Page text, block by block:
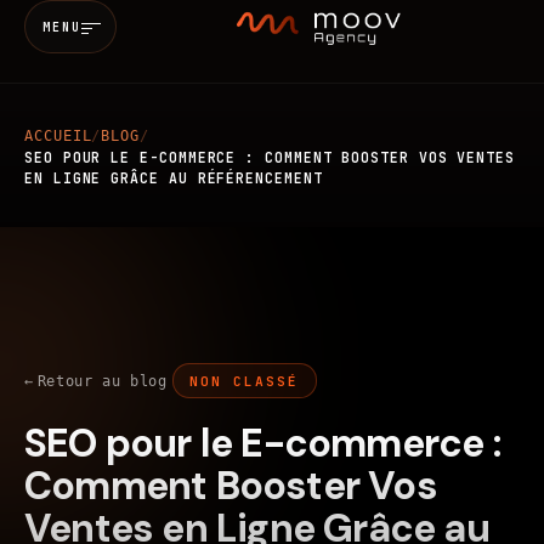
MENU
Accueil
MARKETING & SEO
MOBILE
Réalisations
Blog
ACCUEIL/ BLOG/
SEO POUR LE E-COMMERCE : COMMENT BOOSTER VOS VENTES
EN LIGNE GRÂCE AU RÉFÉRENCEMENT
Retour au blog NON CLASSÉ
SEO pour le E-commerce :
Comment Booster Vos
Ventes en Ligne Grâce au